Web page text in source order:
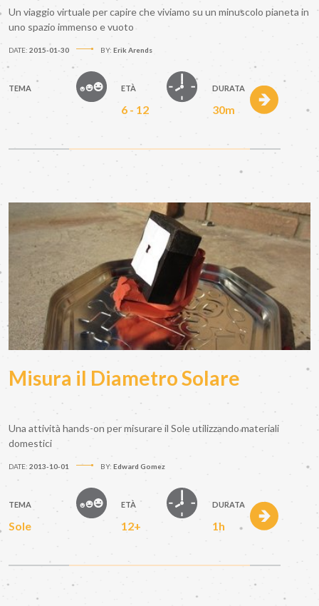
Un viaggio virtuale per capire che viviamo su un minuscolo pianeta in
uno spazio immenso e vuoto
DATE: 2015-01-30 BY: Erik Arends
TEMA ETÀ
6 - 12
DURATA
30m
Misura il Diametro Solare
Una attività hands-on per misurare il Sole utilizzando materiali
domestici
DATE: 2013-10-01 BY: Edward Gomez
TEMA
Sole
ETÀ
12+
DURATA
1h